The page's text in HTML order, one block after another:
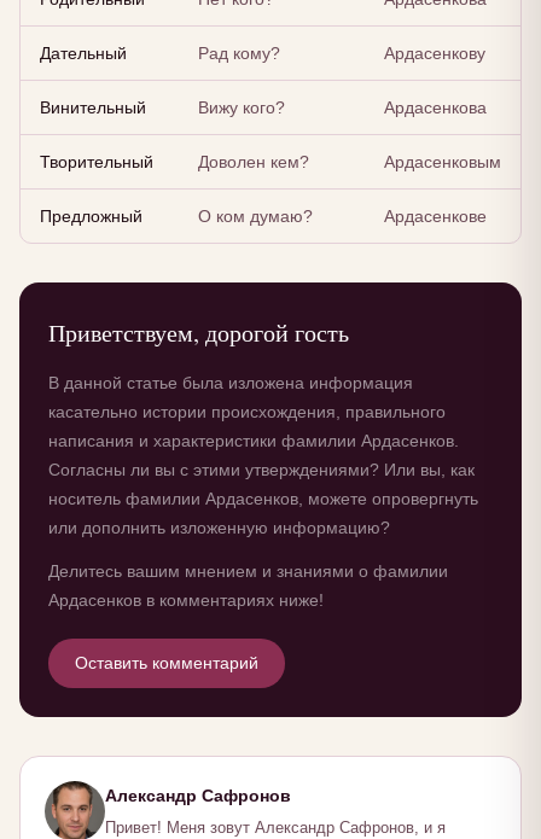
Дательный Рад кому? Ардасенкову
Винительный Вижу кого? Ардасенкова
Творительный Доволен кем? Ардасенковым
Предложный О ком думаю? Ардасенкове
Приветствуем, дорогой гость
В данной статье была изложена информация
касательно истории происхождения, правильного
написания и характеристики фамилии Ардасенков.
Согласны ли вы с этими утверждениями? Или вы, как
носитель фамилии Ардасенков, можете опровергнуть
или дополнить изложенную информацию?
Делитесь вашим мнением и знаниями о фамилии
Ардасенков в комментариях ниже!
Оставить комментарий
Александр Сафронов
Привет! Меня зовут Александр Сафронов, и я